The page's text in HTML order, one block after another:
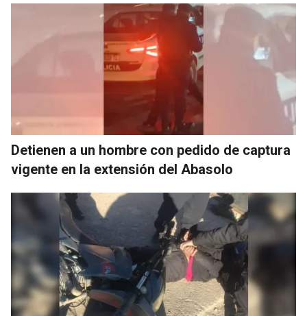
Detienen a un hombre con pedido de captura
vigente en la extensión del Abasolo